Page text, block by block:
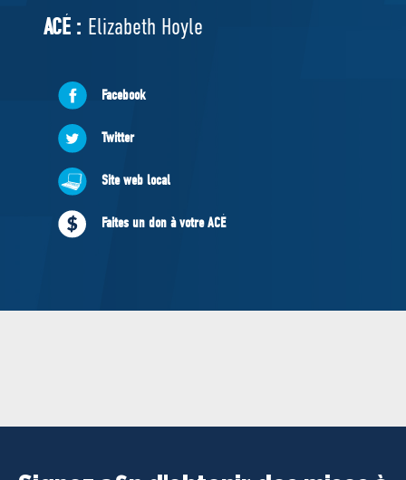
Cabinet fantôme
Exécutif national
À PROPOS
Documents constitutifs
MÉDIAS
BÉNÉVOLE
ACÉ : Elizabeth Hoyle
Facebook
Twitter
Site web local
Faites un don à votre ACÉ